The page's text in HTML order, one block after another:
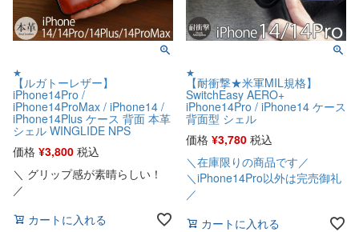
★
【ルガトーレザー】
iPhone14Pro /
iPhone14ProMax / iPhone14 /
iPhone14Plus ケース 背面 本革
シェル WINGLIDE NPS
価格 ¥3,800 税込
＼ グリップ感が素晴らしい！
／
カートに入れる
★
【耐衝撃★米軍MIL規格】
SwitchEasy AERO+
iPhone14Pro / iPhone14 ケース
背面型 シェル
価格 ¥3,780 税込
＼在庫限りの商品です／
＼iPhone14Pro以外は完売御礼
／
カートに入れる